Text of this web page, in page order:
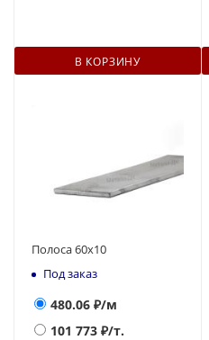
В КОРЗИНУ
Полоса 60х10
Под заказ
480.06 ₽/м
101 773 ₽/т.